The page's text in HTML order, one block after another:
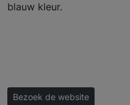
blauw kleur.
Bezoek de website